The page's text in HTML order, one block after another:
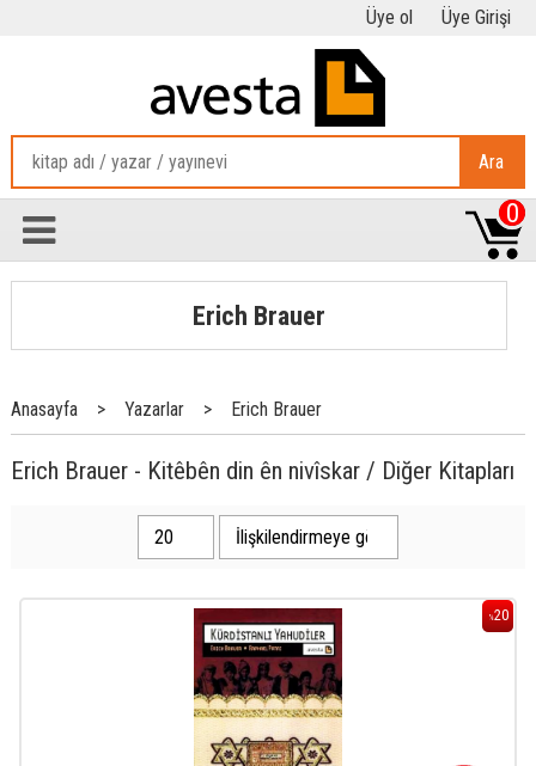
Üye ol Üye Girişi
Ara
0
Erich Brauer
Anasayfa > Yazarlar > Erich Brauer
Erich Brauer - Kitêbên din ên nivîskar / Diğer Kitapları
%20